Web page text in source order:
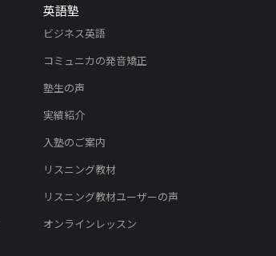
英語塾
ビジネス英語
コミュニカの発音矯正
塾生の声
実績紹介
入塾のご案内
リスニング教材
リスニング教材ユーザーの声
オンラインレッスン